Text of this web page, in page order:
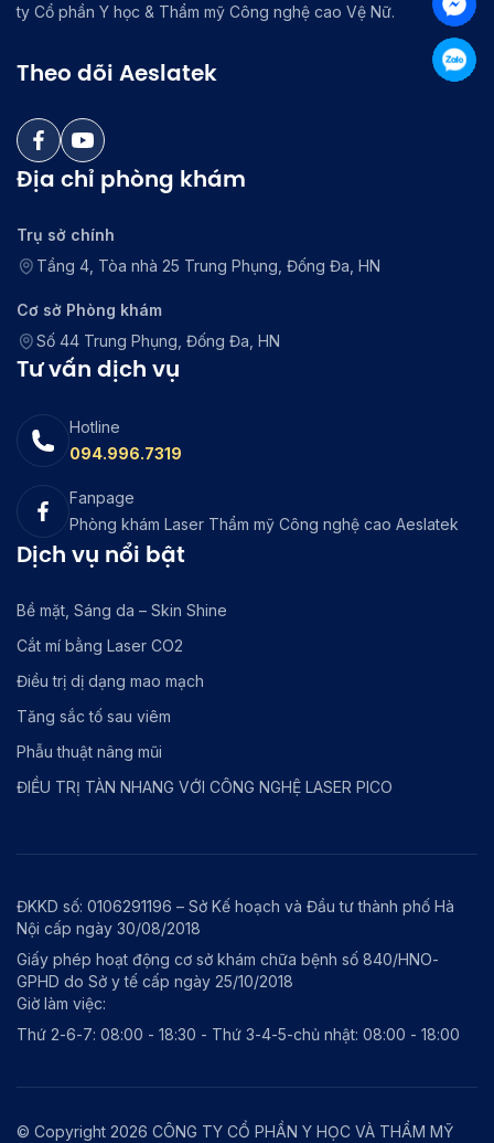
ty Cổ phần Y học & Thẩm mỹ Công nghệ cao Vệ Nữ.
Theo dõi Aeslatek
Địa chỉ phòng khám
Trụ sở chính
Tầng 4, Tòa nhà 25 Trung Phụng, Đống Đa, HN
Cơ sở Phòng khám
Số 44 Trung Phụng, Đống Đa, HN
Tư vấn dịch vụ
Hotline
094.996.7319
Fanpage
Phòng khám Laser Thẩm mỹ Công nghệ cao Aeslatek
Dịch vụ nổi bật
Bề mặt, Sáng da – Skin Shine
Cắt mí bằng Laser CO2
Điều trị dị dạng mao mạch
Tăng sắc tố sau viêm
Phẫu thuật nâng mũi
ĐIỀU TRỊ TÀN NHANG VỚI CÔNG NGHỆ LASER PICO
ĐKKD số: 0106291196 – Sở Kế hoạch và Đầu tư thành phố Hà
Nội cấp ngày 30/08/2018
Giấy phép hoạt động cơ sở khám chữa bệnh số 840/HNO-
GPHD do Sở y tế cấp ngày 25/10/2018
Giờ làm việc:
Thứ 2-6-7: 08:00 - 18:30 - Thứ 3-4-5-chủ nhật: 08:00 - 18:00
© Copyright 2026 CÔNG TY CỔ PHẦN Y HỌC VÀ THẨM MỸ